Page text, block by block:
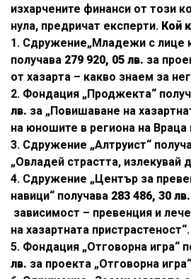
изхарчените финанси от този
нула, предричат експерти. Кой
1. Сдружение„Младежи с лице
получава 279 920, 05 лв. за
от хазарта – какво знаем за
2. Фондация „Проджекта“
лв. за „Повишаване на
на юношите в региона на Враца
3. Сдружение „Алтруист“
„Овладей страстта, излекувай
4. Сдружение „Център за
навици“ получава 283 486, 30 лв.
зависимост – превенция и
на хазартната пристрастеност“.
5. Фондация „Отговорна игра“
лв. за проекта „Отговорна